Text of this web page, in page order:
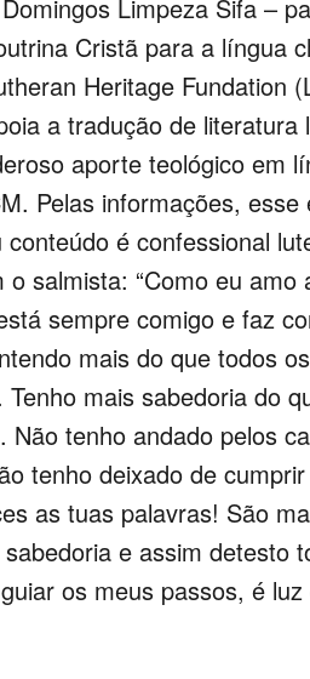
Limpeza Sifa –
Cristã para a língua
Heritage Fundation
a tradução de
aporte teológico em
Pelas informações,
conteúdo é confessional
o salmista: “Como eu
sempre comigo e faz
mais do que todos
Tenho mais sabedoria do
Não tenho andado pelos
tenho deixado de
as tuas palavras! São
e assim detesto
os meus passos, é